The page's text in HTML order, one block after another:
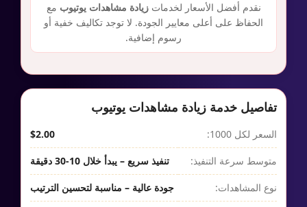
نقدم أفضل الأسعار لخدماتزيادة مشاهدات يوتيوب مع
الحفاظ على أعلى معايير الجودة. لا توجد تكاليف خفية أو
رسوم إضافية.
تفاصيل خدمة زيادة مشاهدات يوتيوب
السعر لكل 1000: $2.00
متوسط سرعة التنفيذ: تنفيذ سريع – يبدأ خلال 10-30 دقيقة
نوع المشاهدات: جودة عالية – مناسبة لتحسين الترتيب